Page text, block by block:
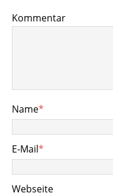
Kommentar
Name*
E-Mail*
Webseite